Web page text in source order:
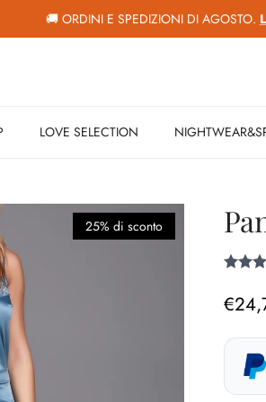
🚚 ORDINI E SPEDIZIONI DI AGOSTO.
LOVE SELECTION
25% di sconto